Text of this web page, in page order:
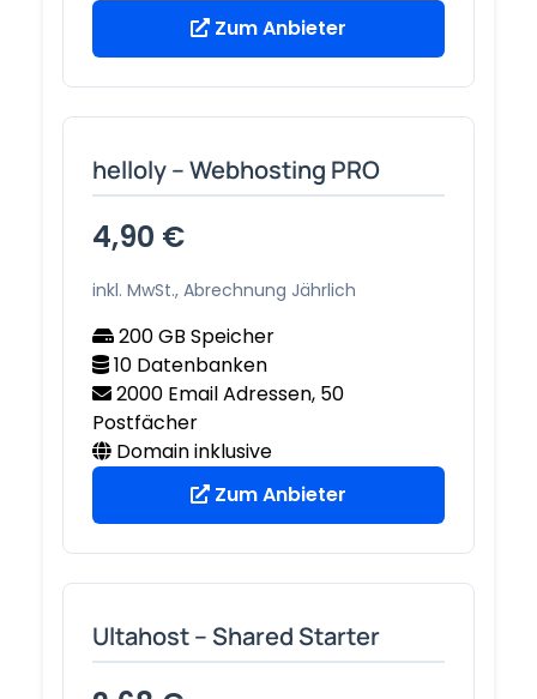
Zum Anbieter
helloly – Webhosting PRO
4,90 €
inkl. MwSt., Abrechnung Jährlich
200 GB Speicher
10 Datenbanken
2000 Email Adressen, 50
Postfächer
Domain inklusive
Zum Anbieter
Ultahost – Shared Starter